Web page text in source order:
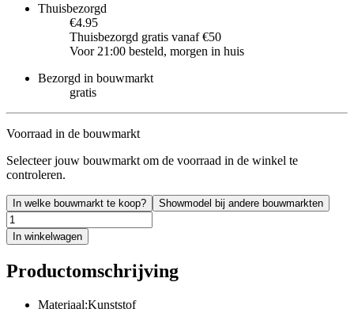
Thuisbezorgd
€4.95
Thuisbezorgd gratis vanaf €50
Voor 21:00 besteld, morgen in huis
Bezorgd in bouwmarkt
gratis
Voorraad in de bouwmarkt
Selecteer jouw bouwmarkt om de voorraad in de winkel te
controleren.
In welke bouwmarkt te koop? Showmodel bij andere bouwmarkten
In winkelwagen
Productomschrijving
Materiaal:Kunststof